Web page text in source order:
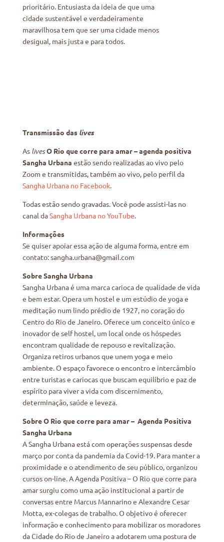
prioritário. Entusiasta da ideia de que uma
cidade sustentável e verdadeiramente
maravilhosa tem que ser uma cidade menos
desigual, mais justa e para todos.
Transmissão das lives
As livesO Rio que corre para amar – agenda positiva
Sangha Urbana estão sendo realizadas ao vivo pelo
Zoom e transmitidas, também ao vivo, pelo perfil da
Sangha Urbana no Facebook.
Todas estão sendo gravadas. Você pode assisti-las no
canal daSangha Urbana no YouTube.
Informações
Se quiser apoiar essa ação de alguma forma, entre em
contato: sangha.urbana@gmail.com
Sobre Sangha Urbana
Sangha Urbana é uma marca carioca de qualidade de vida
e bem estar. Opera um hostel e um estúdio de yoga e
meditação num lindo prédio de 1927, no coração do
Centro do Rio de Janeiro. Oferece um conceito único e
inovador de self hostel, um local onde os hóspedes
encontram qualidade de repouso e revitalização.
Organiza retiros urbanos que unem yoga e meio
ambiente. O espaço favorece o encontro e intercâmbio
entre turistas e cariocas que buscam equilíbrio e paz de
espírito para viver a vida com discernimento,
determinação, saúde e leveza.
Sobre O Rio que corre para amar – Agenda Positiva
Sangha Urbana
A Sangha Urbana está com operações suspensas desde
março por conta da pandemia da Covid-19. Para manter a
proximidade e o atendimento de seu público, organizou
cursos on-line. A Agenda Positiva – O Rio que corre para
amar surgiu como uma ação institucional a partir de
conversas entre Marcus Mannarino e Alexandre Cesar
Motta, ex-colegas de trabalho. O objetivo é oferecer
informação e conhecimento para mobilizar os moradores
da Cidade do Rio de Janeiro a adotarem uma postura de